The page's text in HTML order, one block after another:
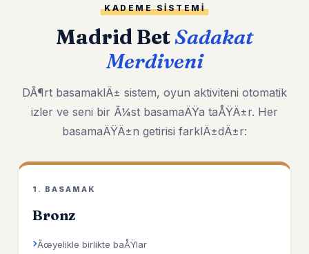
KADEME SISTEMI
Madrid BetSadakat
Merdiveni
DÃ¶rt basamaklÄ± sistem, oyun aktiviteni otomatik
izler ve seni bir Ã¼st basamaÄŸa taÅŸÄ±r. Her
basamaÄŸÄ±n getirisi farklÄ±dÄ±r:
1. BASAMAK
Bronz
Ãœyelikle birlikte baÅŸlar